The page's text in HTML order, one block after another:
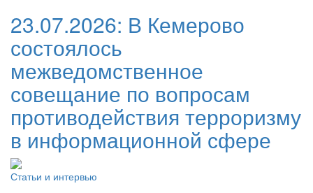
23.07.2026: В Кемерово
состоялось
межведомственное
совещание по вопросам
противодействия терроризму
в информационной сфере
Статьи и интервью